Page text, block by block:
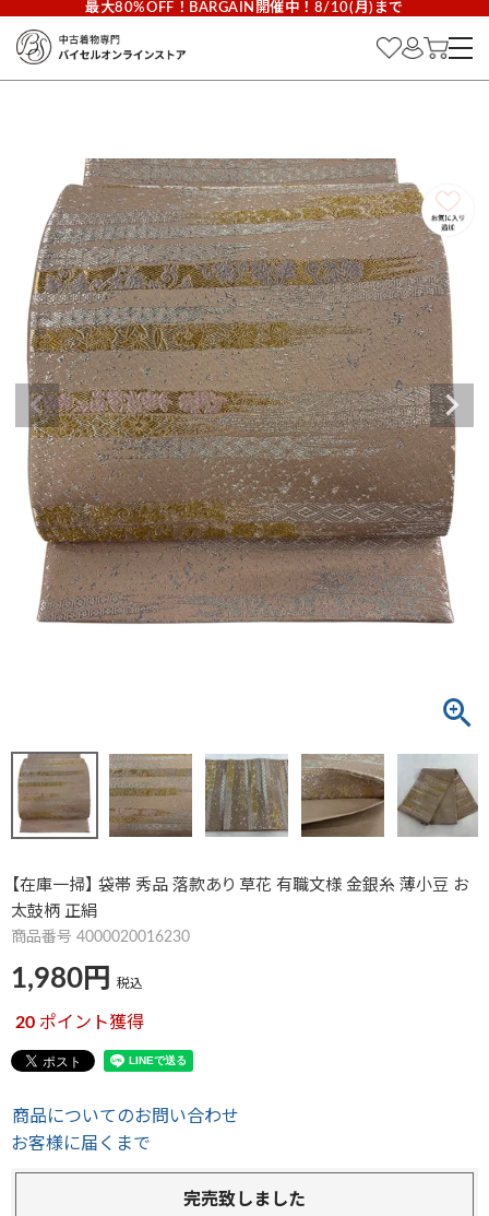
最大80%OFF！BARGAIN開催中！8/10(月)まで
【在庫一掃】 袋帯 秀品 落款あり 草花 有職文様 金銀糸 薄小豆 お
太鼓柄 正絹
商品番号 4000020016230
1,980 税込
20 ポイント獲得
商品についてのお問い合わせ
お客様に届くまで
完売致しました